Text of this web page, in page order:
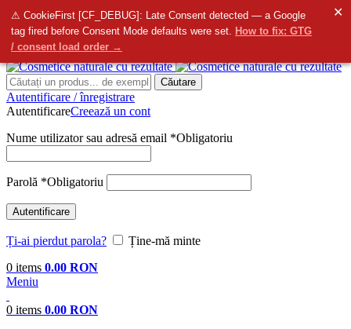
⚠ CookieFirst [CF_DEBUG]: Late Consent detected — a Google
tag fired before Consent Mode defaults were set. How to fix: GTG
/ consent load order →
✕
info@bellmedi.ro
Contactați-ne
- Suntem aici pentru dvs. de la8:00do16:00
Căutare
Autentificare / înregistrare
AutentificareCreează un cont
Nume utilizator sau adresă email *Obligatoriu
Parolă *Obligatoriu
Autentificare
Ți-ai pierdut parola?
Ține-mă minte
0 items 0.00 RON
Meniu
0 items 0.00 RON